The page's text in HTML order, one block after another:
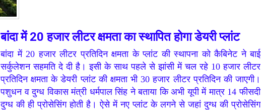
बांदा में 20 हजार लीटर क्षमता का स्थापित होगा डेयरी प्लांट
बांदा में 20 हजार लीटर प्रतिदिन क्षमता के प्लांट की स्थापना को कैबिनेट ने बाई
सर्कुलेशन सहमति दे दी है। इसी के साथ पहले से झांसी में चल रहे 10 हजार लीटर
प्रतिदिन क्षमता के डेयरी प्लांट की क्षमता भी 30 हजार लीटर प्रतिदिन की जाएगी।
पशुधन व दुग्ध विकास मंत्री धर्मपाल सिंह ने बताया कि अभी यूपी में मात्र 14 फीसदी
दुग्ध की ही प्रोसेसिंग होती है। ऐसे में नए प्लांट के लगने से जहां दुग्ध की प्रोसेसिंग